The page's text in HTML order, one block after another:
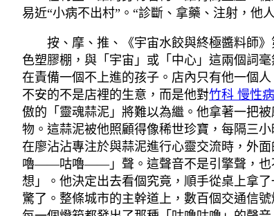
易近“小病不出村”。“診斷、拿藥、注射，他
按、摩、推、《宇宙水餃與終極醬料師
色塑膠棚，與「宇宙」或「中心」這兩個詞
在責備一個不上進的孩子。店內只有他一個
不安的不是店裡的生意，而是他對竹科 慢性
傲的「靈魂蒜泥」將難以為繼。他拿著一把
物。這蒜泥被他照顧得像稀世珍寶，每隔三
在廖沾沾專注於與蒜泥進行心靈交流時，外
嚕——咕嚕——」聲。這聲音不是引擎聲，也
想」。他決定出去看個究竟，順手從桌上拿
驚了。整條城市的主幹道上，數百個交通信